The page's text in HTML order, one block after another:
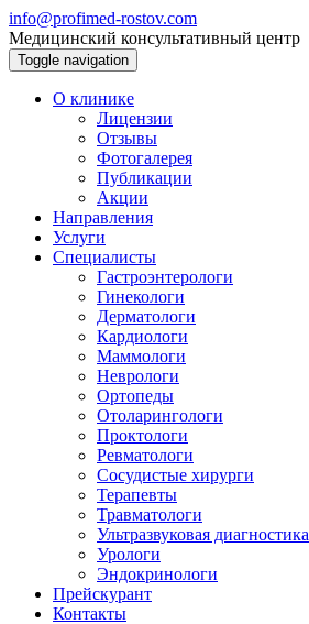
info@profimed-rostov.com
Медицинский консультативный центр
Toggle navigation
О клинике
Лицензии
Отзывы
Фотогалерея
Публикации
Акции
Направления
Услуги
Специалисты
Гастроэнтерологи
Гинекологи
Дерматологи
Кардиологи
Маммологи
Неврологи
Ортопеды
Отоларингологи
Проктологи
Ревматологи
Сосудистые хирурги
Терапевты
Травматологи
Ультразвуковая диагностика
Урологи
Эндокринологи
Прейскурант
Контакты